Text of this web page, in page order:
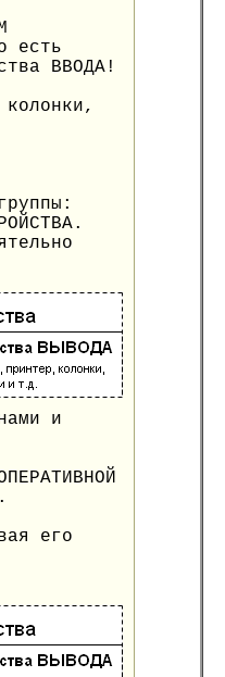
есть
ВВОДА!
и
его